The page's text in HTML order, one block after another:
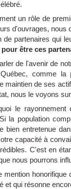
un rôle de
d'ouvrages, nous
de partenaires qui
être ces
de l'avenir de
comme
maintien de ses
nous le voyons
le
la population
bien entretenue
capacité à
C'est en
nous pourrons
mention
et qui résonne